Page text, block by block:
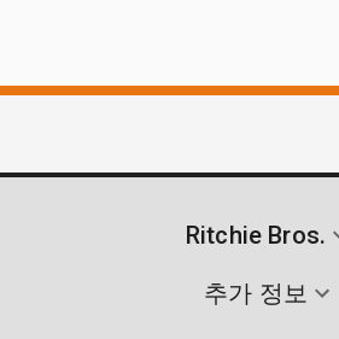
Ritchie Bros.
추가 정보